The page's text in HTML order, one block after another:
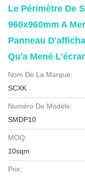
Le Périmètre De
960x960mm A
Panneau
Qu'a Mené
Nom De La Marque:
SCXK
Numéro De Modèle:
SMDP10
MOQ:
10sqm
Prix: